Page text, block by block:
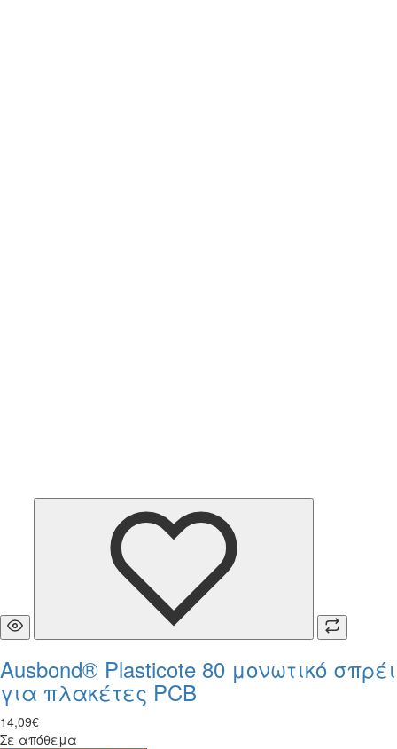
Ausbond® Plasticote 80 μονωτικό σπρέι
για πλακέτες PCB
14,09€
Σε απόθεμα